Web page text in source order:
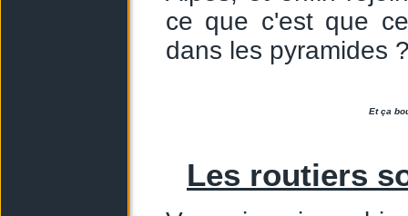
ce que c'est que
dans les pyramides
Et ça
Les routiers